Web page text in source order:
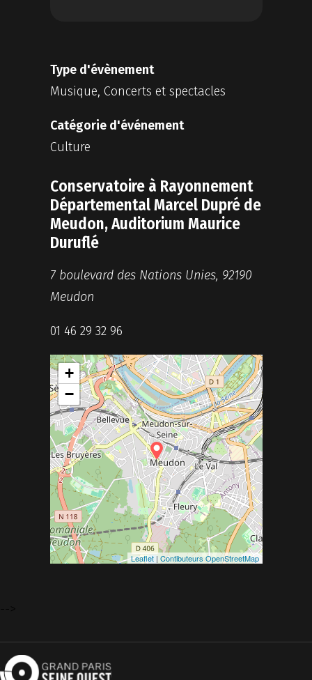
Type d'évènement
Musique, Concerts et spectacles
Catégorie d'événement
Culture
Conservatoire à Rayonnement
Départemental Marcel Dupré de
Meudon, Auditorium Maurice
Duruflé
7 boulevard des Nations Unies, 92190
Meudon
01 46 29 32 96
+
−
Leaflet | Contibuteurs OpenStreetMap